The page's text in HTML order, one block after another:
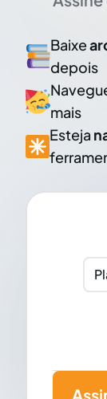
Baixe
depois
mais
Esteja